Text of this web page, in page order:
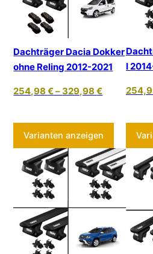
Dachträger Dacia Dokker
ohne Reling 2012-2021
254,98€– 329,98€
Varianten anzeigen Dieses
I